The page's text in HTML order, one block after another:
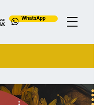
WhatsApp